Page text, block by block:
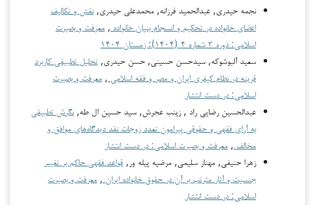
نجمه حیدری, عبدالحمید فرزانه, محمدعلی حیدری,نقش و تکالیف
اعضای خانواده در تحکیم و انسجام بنیان خانواده , معرفت و بصیرت
اسلامی: دوره ۳ شماره ۴ (۱۴۰۴): زمستان ۱۴۰۴
سعید آلبوشوکه, سیدحسن حسینی, حسن حیدری, تحلیل تطبیقی کاربرد
قرینه در نظام کیفری ایران و مصر و فقه اسلامی , معرفت و بصیرت
اسلامی: در دست انتشار
عبدالحسین رضایی راد , زینب عجرش, سید حسین ال طه,نگرش تطبیقی
به آرای فقهی و حقوقی پیرامون تعدد زوجات نقد دیدگاه‌های موافق و
مخالف , معرفت و بصیرت اسلامی: در دست انتشار
زهرا حنیفی, مهناز سلیمی, مرضیه پیله ور, قواعد فقهی حاکم بر تغییر
جنسیت و آثار مترتب بر آن در حقوق خانواده ایران , معرفت و بصیرت
اسلامی: در دست انتشار